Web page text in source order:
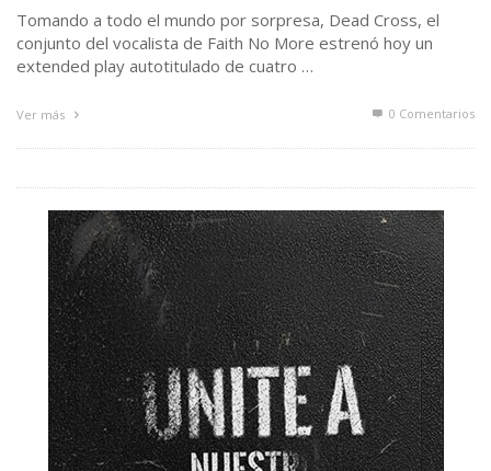
Tomando a todo el mundo por sorpresa, Dead Cross, el
conjunto del vocalista de Faith No More estrenó hoy un
extended play autotitulado de cuatro …
Ver más 0 Comentarios